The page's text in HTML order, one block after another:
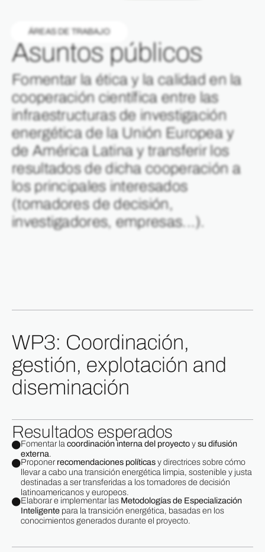
ÁREAS DE TRABAJO
Asuntos públicos
Fomentar la ética y la calidad en la
cooperación científica entre las
infraestructuras de investigación
energética de la Unión Europea y
de América Latina y transferir los
resultados de dicha cooperación a
los principales interesados
(tomadores de decisión,
investigadores, empresas...).
WP3: Coordinación,
gestión, explotación and
diseminación
Resultados esperados
Fomentar la coordinación interna del proyectoysu difusión
externa.
Proponerrecomendaciones políticasy directrices sobre cómo
llevar a cabo una transición energética limpia, sostenible y justa
destinadas a ser transferidas a los tomadores de decisión
latinoamericanos y europeos.
Elaborar e implementar las Metodologías de Especialización
Inteligente para la transición energética, basadas en los
conocimientos generados durante el proyecto.